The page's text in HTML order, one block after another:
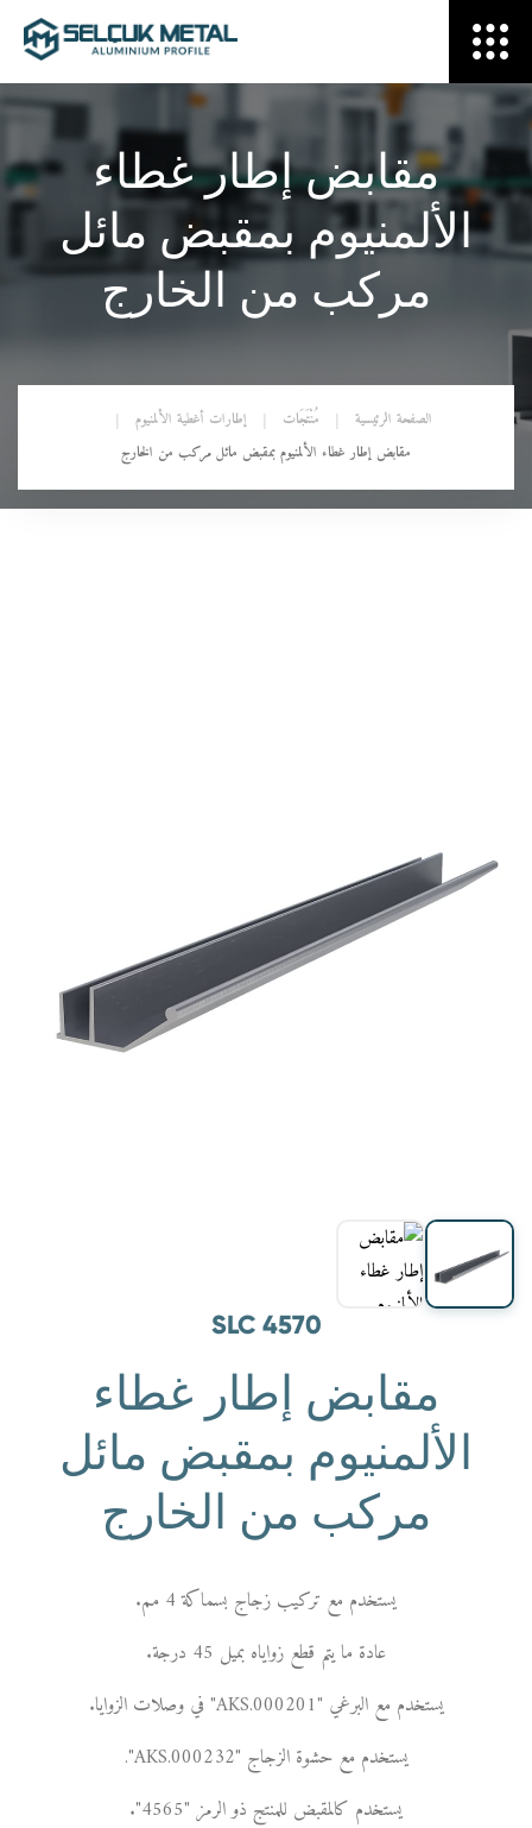
مقابض إطار غطاء
الألمنيوم بمقبض مائل
مركب من الخارج
الصفحة الرئيسية مُنْتَجَات
إطارات أغطية الألمنيوم
مقابض إطار غطاء الألمنيوم بمقبض مائل مركب من الخارج
SLC 4570
مقابض إطار غطاء
الألمنيوم بمقبض مائل
مركب من الخارج
يستخدم مع تركيب زجاج بسماكة 4 مم.
عادة ما يتم قطع زواياه بميل 45 درجة.
يستخدم مع البرغي "AKS.000201" في وصلات الزوايا.
يستخدم مع حشوة الزجاج "AKS.000232".
يستخدم كالمقبض للمنتج ذو الرمز "4565".